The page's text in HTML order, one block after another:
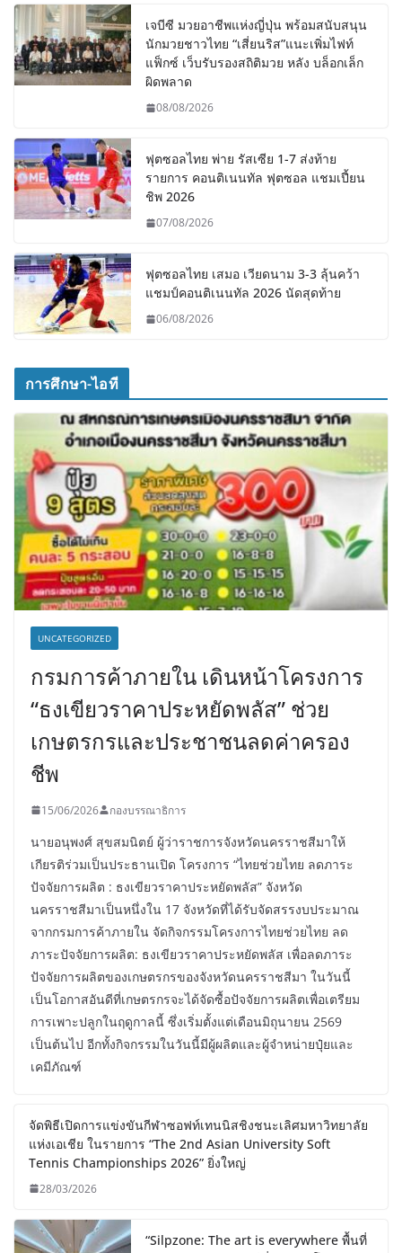
เจบีซี มวยอาชีพแห่งญี่ปุ่น พร้อมสนับสนุน
นักมวยชาวไทย “เสี่ยนริส”แนะเพิ่มไฟท์
แฟ็กซ์ เว็บรับรองสถิติมวย หลัง บล็อกเล็ก
ผิดพลาด
08/08/2026
ฟุตซอลไทย พ่าย รัสเซีย 1-7 ส่งท้าย
รายการ คอนติเนนทัล ฟุตซอล แชมเปี้ยน
ชิพ 2026
07/08/2026
ฟุตซอลไทย เสมอ เวียดนาม 3-3 ลุ้นคว้า
แชมป์คอนติเนนทัล 2026 นัดสุดท้าย
06/08/2026
การศึกษา-ไอที
UNCATEGORIZED
กรมการค้าภายใน เดินหน้าโครงการ
“ธงเขียวราคาประหยัดพลัส” ช่วย
เกษตรกรและประชาชนลดค่าครอง
ชีพ
15/06/2026 กองบรรณาธิการ
นายอนุพงศ์ สุขสมนิตย์ ผู้ว่าราชการจังหวัดนครราชสีมาให้
เกียรติร่วมเป็นประธานเปิด โครงการ “ไทยช่วยไทย ลดภาระ
ปัจจัยการผลิต : ธงเขียวราคาประหยัดพลัส” จังหวัด
นครราชสีมาเป็นหนึ่งใน 17 จังหวัดที่ได้รับจัดสรรงบประมาณ
จากกรมการค้าภายใน จัดกิจกรรมโครงการไทยช่วยไทย ลด
ภาระปัจจัยการผลิต: ธงเขียวราคาประหยัดพลัส เพื่อลดภาระ
ปัจจัยการผลิตของเกษตรกรของจังหวัดนครราชสีมา ในวันนี้
เป็นโอกาสอันดีที่เกษตรกรจะได้จัดซื้อปัจจัยการผลิตเพื่อเตรียม
การเพาะปลูกในฤดูกาลนี้ ซึ่งเริ่มตั้งแต่เดือนมิถุนายน 2569
เป็นต้นไป อีกทั้งกิจกรรมในวันนี้มีผู้ผลิตและผู้จำหน่ายปุ๋ยและ
เคมีภัณฑ์
จัดพิธีเปิดการแข่งขันกีฬาซอฟท์เทนนิสชิงชนะเลิศมหาวิทยาลัย
แห่งเอเชีย ในรายการ “The 2nd Asian University Soft
Tennis Championships 2026” ยิ่งใหญ่
28/03/2026
“Silpzone: The art is everywhere พื้นที่